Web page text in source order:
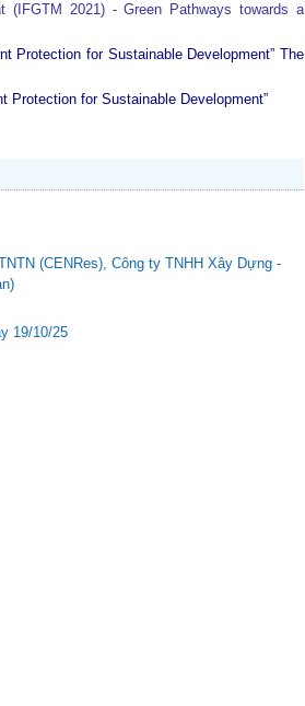
(IFGTM 2021) - Green Pathways towards a
Protection for Sustainable Development” The
Protection for Sustainable Development”
(CENRes), Công ty TNHH Xây Dựng -
19/10/25